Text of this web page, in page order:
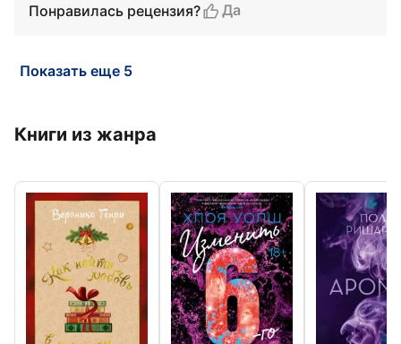
Понравилась рецензия?
Да
Показать еще 5
Книги из жанра